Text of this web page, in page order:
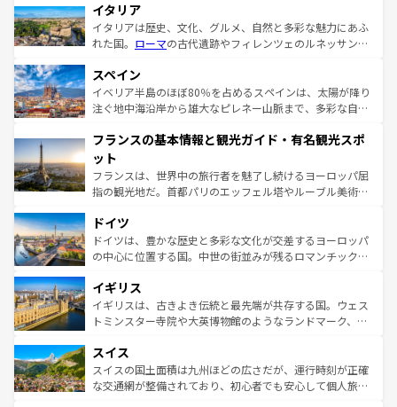
イタリア
イタリアは歴史、文化、グルメ、自然と多彩な魅力にあふ
れた国。 ローマの古代遺跡やフィレンツェのルネッサンス
ろん、トスカーナの美しい田園風景やアマルフィ海岸の絶
景など、自然景観も見逃せない。観光の合間には、本場の
ピザやパスタなど、絶品のイタリア料理を堪能することも
ませてくれるイタリアで、忘れられない旅をしてみよう！
なお、新着のイタリア情報は
しい。
スペイン
イベリア半島のほぼ80％を占めるスペインは、太陽が降り
注ぐ地中海沿岸から雄大なピレネー山脈まで、多彩な自然
文化が根付くこの国では、情熱的なフラメンコ、熱気あふ
れる闘牛、そして美味しいタパスが生活の一部となってい
る。首都マドリードの洗練された雰囲気や、バルセロナの
アートに溢れた街角から、地方では古代ローマ遺跡や中世
せる。地方によって風土や気候が異なるスペインはその個
性で訪れる人を魅了する。 なお、新着のスペイン情報は コ
ンテンツ一覧を参照してほしい。
フランスの基本情報と観光ガイド・有名観光スポ
ット
フランスは、世界中の旅行者を魅了し続けるヨーロッパ屈
指の観光地だ。首都パリのエッフェル塔やルーブル美術館
で、幅広い魅力が詰まっている。華麗な宮殿、歴史的な大
聖堂、美しいビーチ、そして豊かな自然が、訪れる者を心
から魅了する。また、フランスは美食の国としても知ら
いる。シャンパンの発祥地であるランス、プロヴァンスの
香り高いラベンダー畑など、多彩な楽しみ方が可能だ。さ
らに、パリ以外の地域にも魅力が溢れており、どの街角に
れる地方に足を運ぶとそれぞれで全く異なる文化を体験で
きるだろう。 なお、新着のフランス情報はコンテンツ一覧
を参照してほしい。
ドイツ
ドイツは、豊かな歴史と多彩な文化が交差するヨーロッパ
の中心に位置する国。中世の街並みが残るロマンチック街
顔を持つこの国は、どこを歩いても飽きることがない。ベ
ルリンの文化的活気、バイエルン州のアルプスの絶景、そ
してライン川沿いのワイン畑といった風景は必見。ビール
は、お酒好きな人にはぜひ体験してほしい。 なお、新着の
ドイツ情報はコンテンツ一覧を参照してほしい。
イギリス
イギリスは、古きよき伝統と最先端が共存する国。ウェス
トミンスター寺院や大英博物館のようなランドマーク、歴
リアごとに異なる魅力がある。また、優雅なアフタヌーン
ティー、ビール好きにはたまらない英国パブ、サッカー観
戦など、本場だからこそできる体験も豊富。イギリスを旅
スイス
スイスの国土面積は九州ほどの広さだが、運行時刻が正確
な交通網が整備されており、初心者でも安心して個人旅行